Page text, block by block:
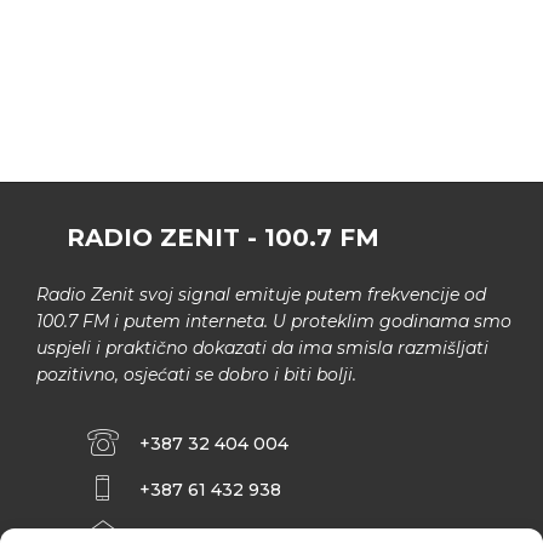
RADIO ZENIT - 100.7 FM
Radio Zenit svoj signal emituje putem frekvencije od
100.7 FM i putem interneta. U proteklim godinama smo
uspjeli i praktično dokazati da ima smisla razmišljati
pozitivno, osjećati se dobro i biti bolji.
+387 32 404 004
+387 61 432 938
INFO@ZENIT.BA